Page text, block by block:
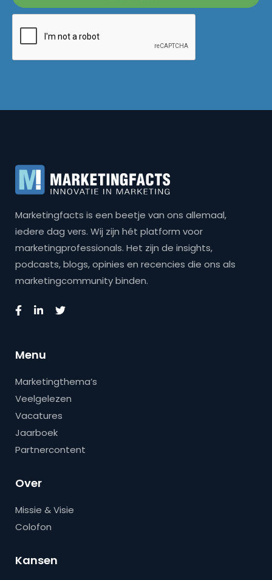
Marketingfacts is een beetje van ons allemaal,
iedere dag vers. Wij zijn hét platform voor
marketingprofessionals. Het zijn de insights,
podcasts, blogs, opinies en recencies die ons als
marketingcommunity binden.
Menu
Marketingthema’s
Veelgelezen
Vacatures
Jaarboek
Partnercontent
Over
Missie & Visie
Colofon
Kansen